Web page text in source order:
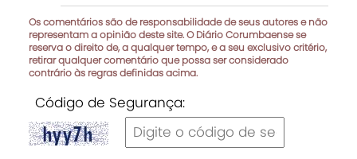
Os comentários são de responsabilidade de seus autores e não
representam a opinião deste site. O Diário Corumbaense se
reserva o direito de, a qualquer tempo, e a seu exclusivo critério,
retirar qualquer comentário que possa ser considerado
contrário às regras definidas acima.
Código de Segurança: